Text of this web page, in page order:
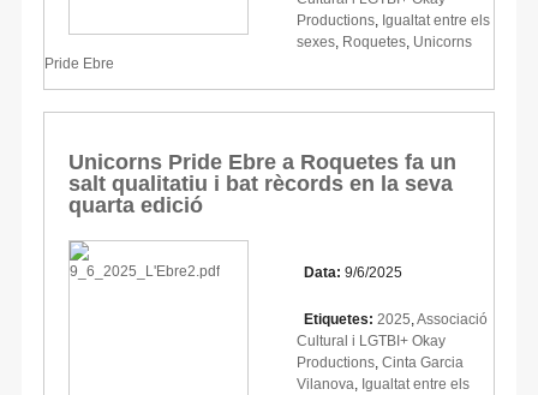
Productions Igualtat entre els
sexes Roquetes Unicorns
Pride Ebre
Unicorns Pride Ebre a Roquetes fa un
salt qualitatiu i bat rècords en la seva
quarta edició
Data: 9/6/2025
Etiquetes: 2025 Associació
Cultural i LGTBI+ Okay
Productions Cinta Garcia
Vilanova Igualtat entre els